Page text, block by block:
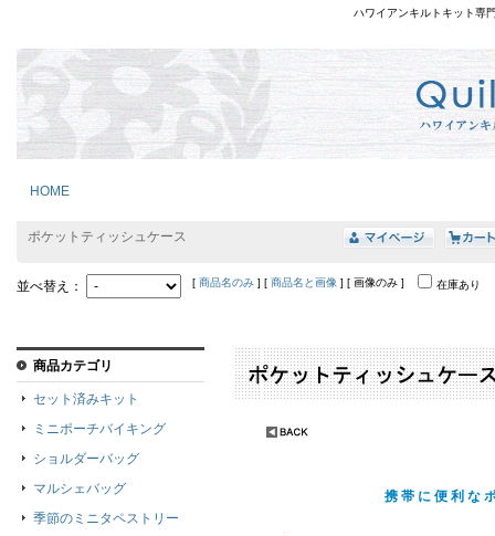
ハワイアンキルトキット専
HOME
ポケットティッシュケース
並べ替え： [ 商品名のみ ] [ 商品名と画像 ] [ 画像のみ ] 在庫あり
携帯に便利な
商品カテゴリ
セット済みキット
ミニポーチバイキング
ショルダーバッグ
マルシェバッグ
季節のミニタペストリー